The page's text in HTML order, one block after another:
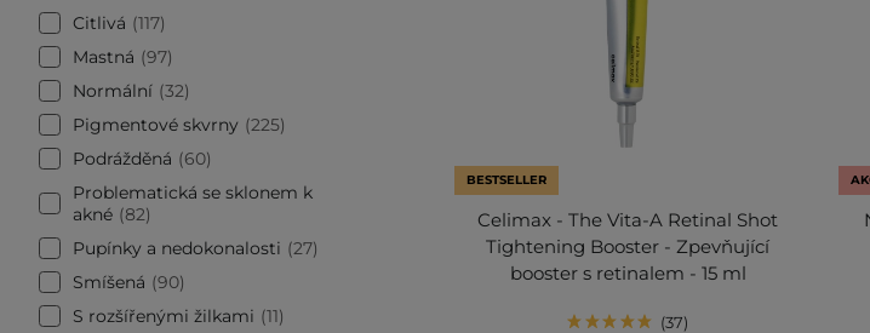
Citlivá
117
Mastná
97
Normální 32
Pigmentové skvrny
225
Podrážděná
60
Problematická se sklonem k
akné 82
Pupínky a nedokonalosti
27
Smíšená
90
S rozšířenými žilkami
11
BESTSELLER
Celimax - The Vita-A Retinal Shot
Tightening Booster - Zpevňující
booster s retinalem - 15 ml
37